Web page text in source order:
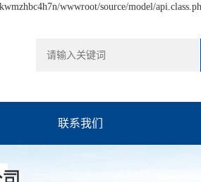
wwwroot/source/model/
联系我们